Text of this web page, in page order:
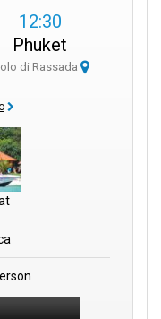
12:30
Phuket
di Rassada